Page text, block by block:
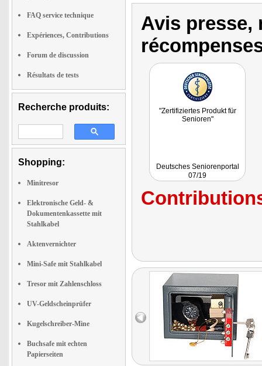
FAQ service technique
Expériences, Contributions
Forum de discussion
Résultats de tests
Recherche produits:
Shopping:
Minitresor
Elektronische Geld- &
Dokumentenkassette mit
Stahlkabel
Aktenvernichter
Mini-Safe mit Stahlkabel
Tresor mit Zahlenschloss
UV-Geldscheinprüfer
Kugelschreiber-Mine
Buchsafe mit echten
Papierseiten
Avis presse,
"Zertifiziertes Produkt für
Senioren"
Deutsches Seniorenportal
07/19